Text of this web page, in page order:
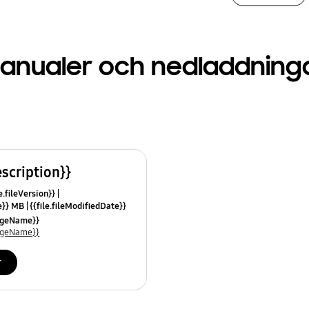
och
MB {{file.fileModifiedDate}}